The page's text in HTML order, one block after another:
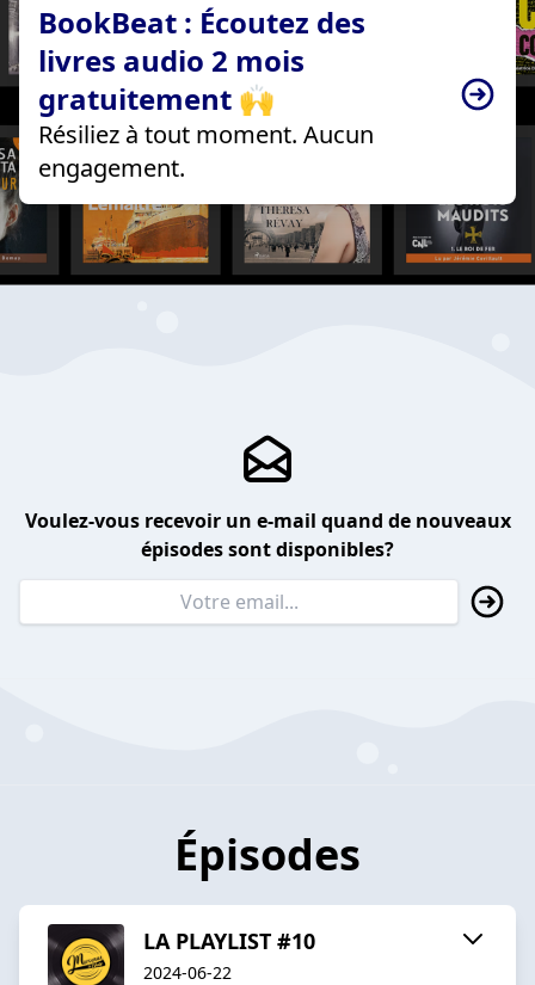
BookBeat : Écoutez des
livres audio 2 mois
gratuitement 🙌
Résiliez à tout moment. Aucun
engagement.
Voulez-vous recevoir un e-mail quand de nouveaux
épisodes sont disponibles?
Épisodes
LA PLAYLIST #10
2024-06-22